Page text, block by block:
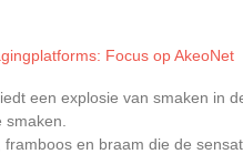
Focus op AkeoNet
een explosie van smaken in
en braam die de